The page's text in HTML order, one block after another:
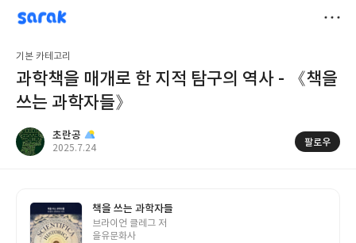
sarak
초란공
기본 카테고리
과학책을 매개로 한 지적 탐구의 역사 - 《책을
쓰는 과학자들》
초란공
작
2025.7.24
팔로우
책을 쓰는 과학자들
글
쓴
브라이언 클레그 저
을유문화사